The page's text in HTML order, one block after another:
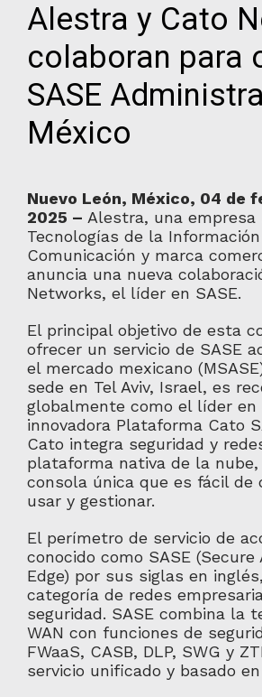
Alestra y Cato
colaboran para
SASE
México
Nuevo León, México, 04 de
2025 – Alestra, una empresa
Tecnologías de la
Comunicación y marca
anuncia una nueva
Networks, el líder en SASE.
El principal objetivo de esta
ofrecer un servicio de SASE
el mercado mexicano
sede en Tel Aviv, Israel, es
globalmente como el líder en
innovadora Plataforma Cato
Cato integra seguridad y
plataforma nativa de la
consola única que es fácil de
usar y gestionar.
El perímetro de servicio de
conocido como SASE (Secure
Edge) por sus siglas en
categoría de redes
seguridad. SASE combina la
WAN con funciones de
FWaaS, CASB, DLP, SWG y
servicio unificado y basado